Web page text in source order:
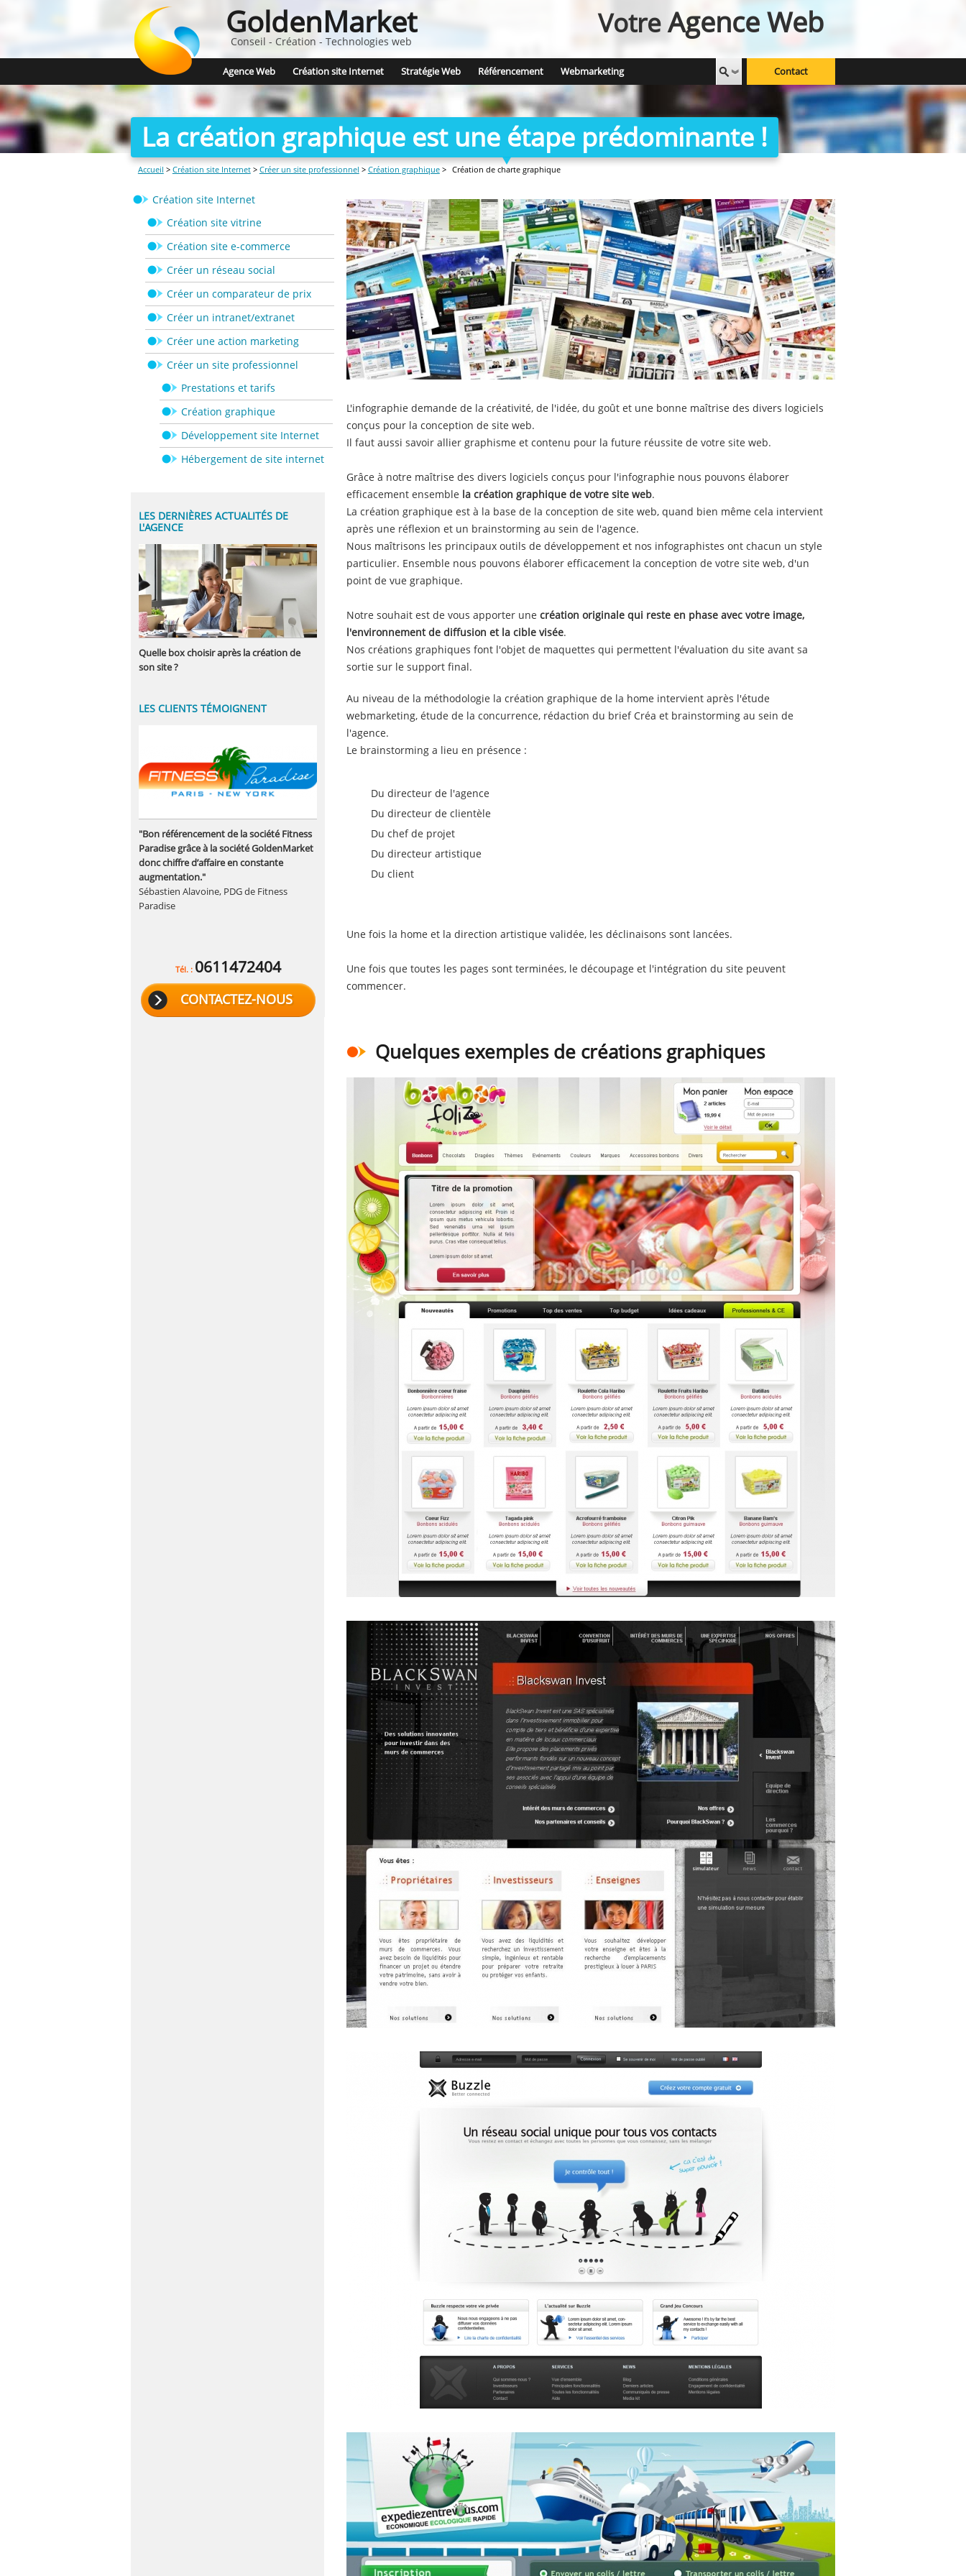
GoldenMarket
Conseil - Création - Technologies web
VotreAgence Web
Agence Web Création site Internet Stratégie Web Référencement Webmarketing Contact
La création graphique est une étape prédominante !
Accueil > Création site Internet> Créer un site professionnel > Création graphique> Création de charte graphique
L'infographie demande de la créativité, de l'idée, du goût et une bonne maîtrise des divers logiciels
conçus pour la conception de site web.
Il faut aussi savoir allier graphisme et contenu pour la future réussite de votre site web.
Grâce à notre maîtrise des divers logiciels conçus pour l'infographie nous pouvons élaborer
efficacement ensemble la création graphique de votre site web.
La création graphique est à la base de la conception de site web, quand bien même cela intervient
après une réflexion et un brainstorming au sein de l'agence.
Nous maîtrisons les principaux outils de développement et nos infographistes ont chacun un style
particulier. Ensemble nous pouvons élaborer efficacement la conception de votre site web, d'un
point de vue graphique.
Notre souhait est de vous apporter une création originale qui reste en phase avec votre image,
l'environnement de diffusion et la cible visée.
Nos créations graphiques font l'objet de maquettes qui permettent l'évaluation du site avant sa
sortie sur le support final.
Au niveau de la méthodologie la création graphique de la home intervient après l'étude
webmarketing, étude de la concurrence, rédaction du brief Créa et brainstorming au sein de
l'agence.
Le brainstorming a lieu en présence :
Du directeur de l'agence
Du directeur de clientèle
Du chef de projet
Du directeur artistique
Du client
Une fois la home et la direction artistique validée, les déclinaisons sont lancées.
Une fois que toutes les pages sont terminées, le découpage et l'intégration du site peuvent
commencer.
Quelques exemples de créations graphiques
Création site Internet
Création site vitrine
Création site e-commerce
Créer un réseau social
Créer un comparateur de prix
Créer un intranet/extranet
Créer une action marketing
Créer un site professionnel
Prestations et tarifs
Création graphique
Développement site Internet
Hébergement de site internet
LES DERNIÈRES ACTUALITÉS DE
L'AGENCE
Quelle box choisir après la création de
son site ?
LES CLIENTS TÉMOIGNENT
"Bon référencement de la société Fitness
Paradise grâce à la société GoldenMarket
donc chiffre d’affaire en constante
augmentation."
Sébastien Alavoine, PDG de Fitness
Paradise
Tél. : 0611472404
CONTACTEZ-NOUS